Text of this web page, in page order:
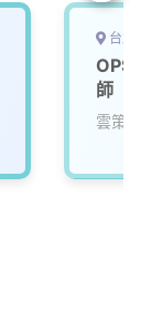
台北
OPS
師
雲策數